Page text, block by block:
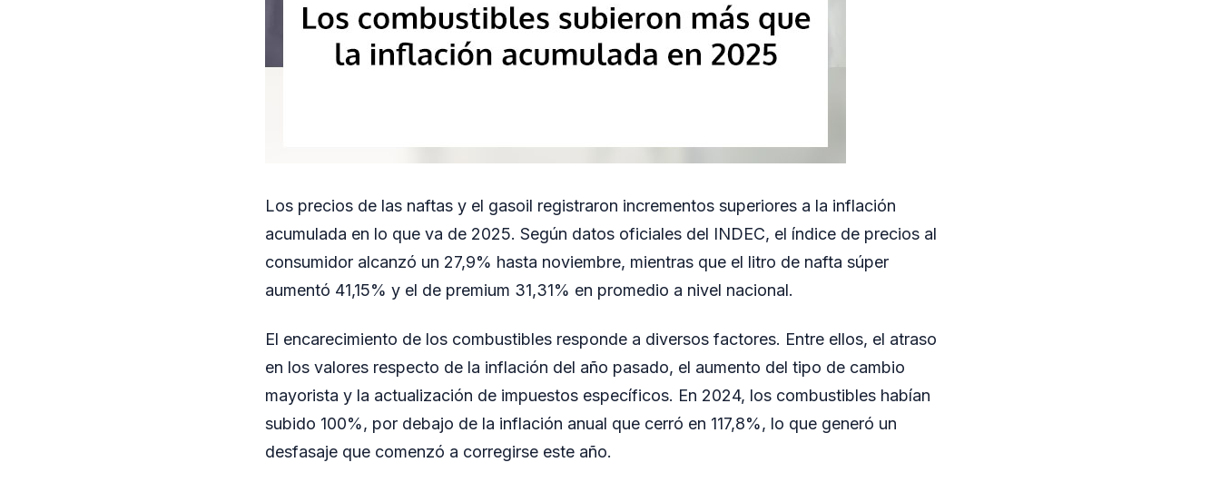
Los precios de las naftas y el gasoil registraron incrementos superiores a la inflación
acumulada en lo que va de 2025. Según datos oficiales del INDEC, el índice de precios al
consumidor alcanzó un 27,9% hasta noviembre, mientras que el litro de nafta súper
aumentó 41,15% y el de premium 31,31% en promedio a nivel nacional.
El encarecimiento de los combustibles responde a diversos factores. Entre ellos, el atraso
en los valores respecto de la inflación del año pasado, el aumento del tipo de cambio
mayorista y la actualización de impuestos específicos. En 2024, los combustibles habían
subido 100%, por debajo de la inflación anual que cerró en 117,8%, lo que generó un
desfasaje que comenzó a corregirse este año.